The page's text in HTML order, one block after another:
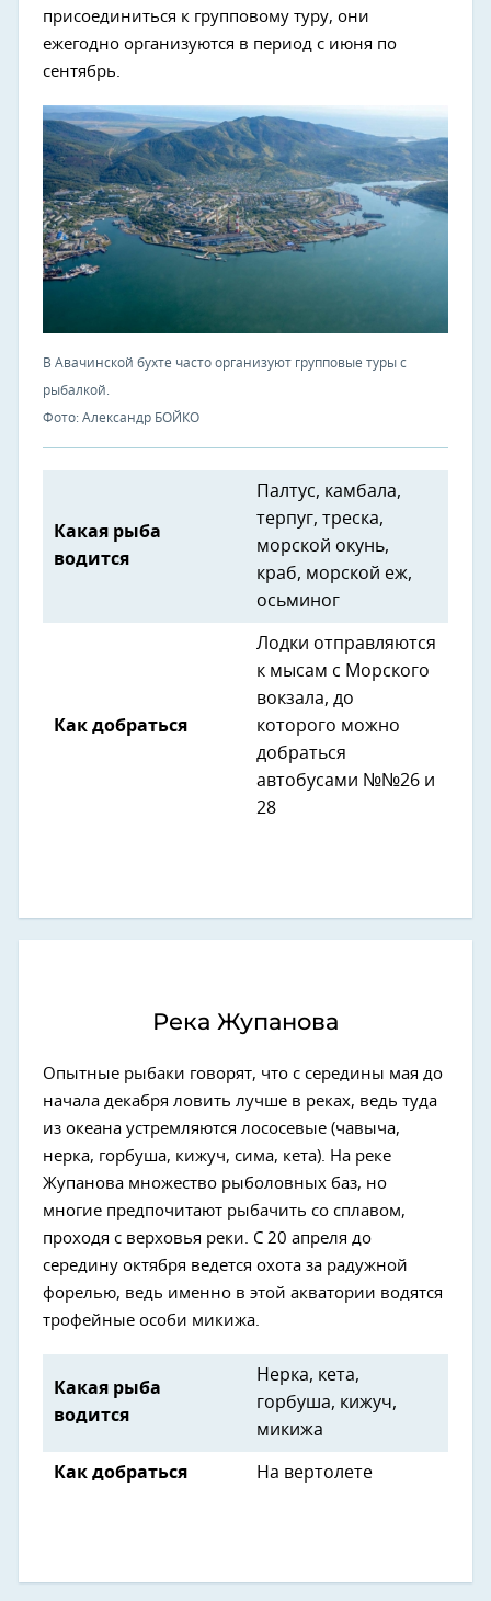
присоединиться к групповому туру, они
ежегодно организуются в период с июня по
сентябрь.
В Авачинской бухте часто организуют групповые туры с
рыбалкой.
Фото: Александр БОЙКО
Какая рыба
водится
Палтус, камбала,
терпуг, треска,
морской окунь,
краб, морской еж,
осьминог
Как добраться
Лодки отправляются
к мысам с Морского
вокзала, до
которого можно
добраться
автобусами №№26 и
28
Река Жупанова
Опытные рыбаки говорят, что с середины мая до
начала декабря ловить лучше в реках, ведь туда
из океана устремляются лососевые (чавыча,
нерка, горбуша, кижуч, сима, кета). На реке
Жупанова множество рыболовных баз, но
многие предпочитают рыбачить со сплавом,
проходя с верховья реки. С 20 апреля до
середину октября ведется охота за радужной
форелью, ведь именно в этой акватории водятся
трофейные особи микижа.
Какая рыба
водится
Нерка, кета,
горбуша, кижуч,
микижа
Как добраться На вертолете